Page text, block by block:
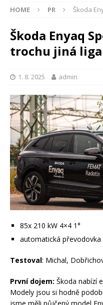
HOME PR Škoda
Škoda Enyaq
trochu jiná liga
1. 8. 2025 admin
85x 210 kW 4×4 1°
automatická převodovka
Testoval: Michal,
První dojem: Škoda nabízí
Modely jsou si hodně